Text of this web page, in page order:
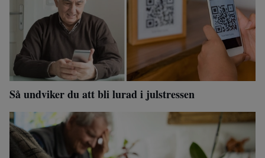
Så undviker du att bli lurad i julstressen